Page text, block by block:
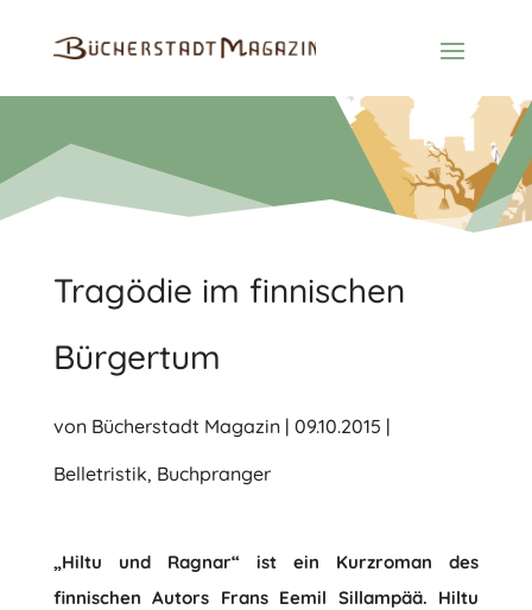
Tragödie im finnischen
Bürgertum
von Bücherstadt Magazin| 09.10.2015 |
Belletristik, Buchpranger
„Hiltu und Ragnar“ ist ein Kurzroman des
finnischen Autors Frans Eemil Sillampää. Hiltu